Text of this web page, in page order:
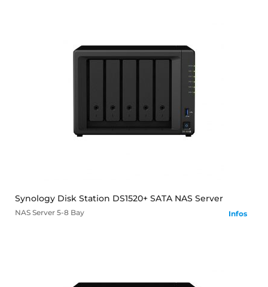
mehr
Synology Disk Station DS1520+ SATA NAS Server
NAS Server 5-8 Bay Infos